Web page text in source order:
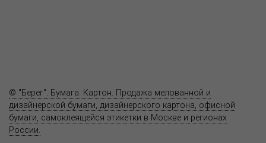
© "Берег". Бумага. Картон. Продажа мелованной и
дизайнерской бумаги, дизайнерского картона, офисной
бумаги, самоклеящейся этикетки в Москве и регионах
России.